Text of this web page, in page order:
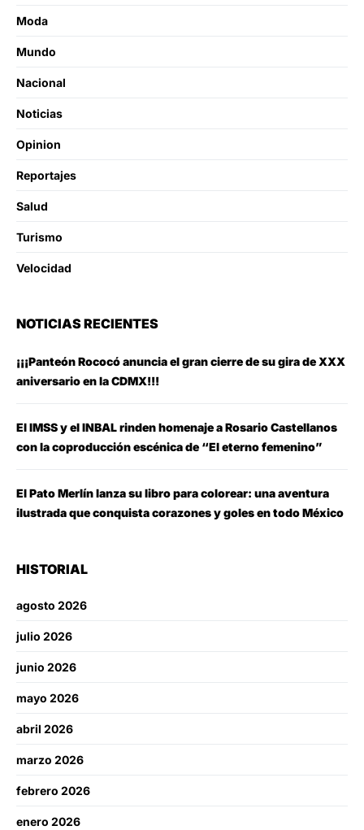
Moda
Mundo
Nacional
Noticias
Opinion
Reportajes
Salud
Turismo
Velocidad
NOTICIAS RECIENTES
¡¡¡Panteón Rococó anuncia el gran cierre de su gira de XXX
aniversario en la CDMX!!!
El IMSS y el INBAL rinden homenaje a Rosario Castellanos
con la coproducción escénica de “El eterno femenino”
El Pato Merlín lanza su libro para colorear: una aventura
ilustrada que conquista corazones y goles en todo México
HISTORIAL
agosto 2026
julio 2026
junio 2026
mayo 2026
abril 2026
marzo 2026
febrero 2026
enero 2026